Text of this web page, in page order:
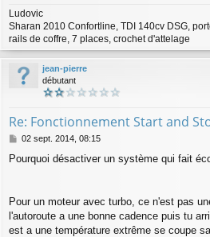
Ludovic
Sharan 2010 Confortline, TDI 140cv DSG,
rails de coffre, 7 places, crochet d'attelage
jean-pierre
débutant
Re: Fonctionnement Start and
M
s
g
02 sept. 2014, 08:15
Pourquoi désactiver un système qui fait
Pour un moteur avec turbo, ce n'est pas
l'autoroute a une bonne cadence puis tu
est a une température extrême se coupe